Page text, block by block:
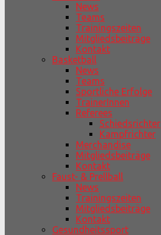
News
Teams
Trainingszeiten
Mitgliedsbeiträge
Kontakt
Basketball
News
Teams
Sportliche Erfolge
TrainerInnen
Referees
Schiedsrichter
Kampfrichter
Merchandise
Mitgliedsbeiträge
Kontakt
Faust- & Prellball
News
Trainingszeiten
Mitgliedsbeiträge
Kontakt
Gesundheitssport